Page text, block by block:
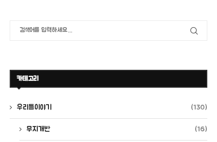
카테고리
우리들이야기 (130)
무지개반 (16)